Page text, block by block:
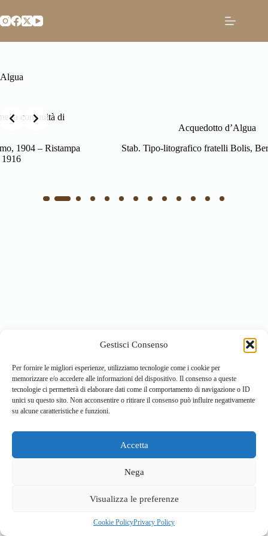
Gestisci Consenso
Per fornire le migliori esperienze, utilizziamo tecnologie come i cookie per
memorizzare e/o accedere alle informazioni del dispositivo. Il consenso a queste
tecnologie ci permetterà di elaborare dati come il comportamento di navigazione o ID
unici su questo sito. Non acconsentire o ritirare il consenso può influire negativamente
su alcune caratteristiche e funzioni.
Accetta
Nega
Visualizza le preferenze
Cookie PolicyPrivacy Policy
al
contenuto
Algua
di
Acquedotto d’Algua
Stab. Tipo-litografico fratelli Bolis, Bergamo, 1910
Vivi la Montagna
Cucina e prodotti tipici